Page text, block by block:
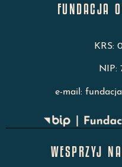
FUNDACJA
KRS:
NIP:
e-mail:
WESPRZYJ